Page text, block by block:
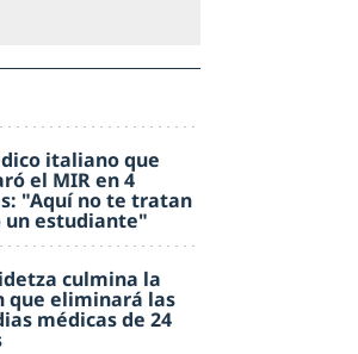
italiano que
el MIR en 4
"Aquí no te tratan
un estudiante"
culmina la
que eliminará las
médicas de 24